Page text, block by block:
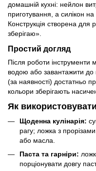
домашній кухні: нейлон
приготування, а силікон
Конструкція створена
зберігаю».
Простий догляд
Після роботи
водою або завантажити
(за наявності) достатньо
кольори зберігають
Як використовувати
Щоденна кулінарія:
рагу; ложка з
або масла.
Паста та гарніри:
порціонувати довгу